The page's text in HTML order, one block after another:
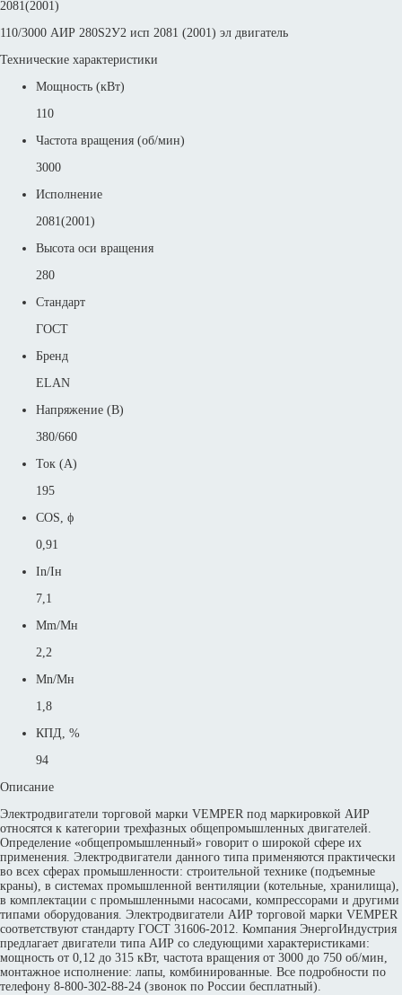
2081(2001)
110/3000 АИР 280S2У2 исп 2081 (2001) эл двигатель
Технические характеристики
Мощность (кВт)
110
Частота вращения (об/мин)
3000
Исполнение
2081(2001)
Высота оси вращения
280
Стандарт
ГОСТ
Бренд
ELAN
Напряжение (В)
380/660
Ток (А)
195
COS, ϕ
0,91
In/Iн
7,1
Mm/Mн
2,2
Mn/Mн
1,8
КПД, %
94
Описание
Электродвигатели торговой марки VEMPER под маркировкой АИР
относятся к категории трехфазных общепромышленных двигателей.
Определение «общепромышленный» говорит о широкой сфере их
применения. Электродвигатели данного типа применяются практически
во всех сферах промышленности: строительной технике (подъемные
краны), в системах промышленной вентиляции (котельные, хранилища),
в комплектации с промышленными насосами, компрессорами и другими
типами оборудования. Электродвигатели АИР торговой марки VEMPER
соответствуют стандарту ГОСТ 31606-2012. Компания ЭнергоИндустрия
предлагает двигатели типа АИР со следующими характеристиками:
мощность от 0,12 до 315 кВт, частота вращения от 3000 до 750 об/мин,
монтажное исполнение: лапы, комбинированные. Все подробности по
телефону 8-800-302-88-24 (звонок по России бесплатный).